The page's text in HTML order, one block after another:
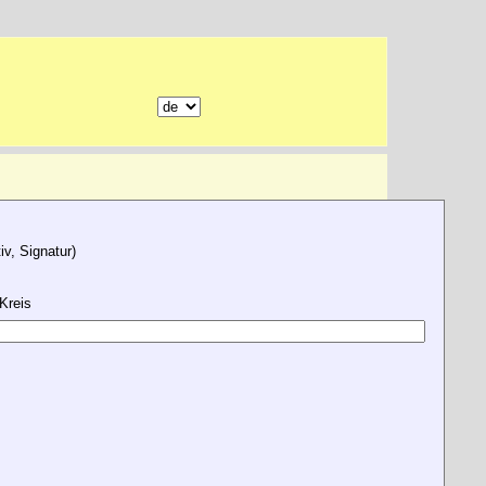
Signatur)